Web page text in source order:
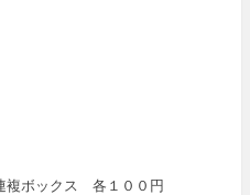
複ボックス 各１００円